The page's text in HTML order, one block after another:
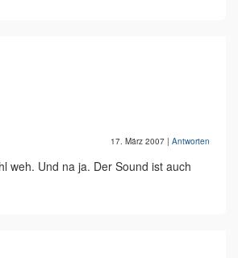
17. März 2007 | Antworten
weh. Und na ja. Der Sound ist auch